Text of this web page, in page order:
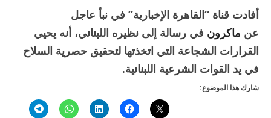
السلاح
وتعزيز
الشرعية
مغلقة
أفادت قناة “القاهرة الإخبارية” في نبأ عاجل
عنماكرونفي رسالة إلى نظيره اللبناني، أنه يحيي
القرارات الشجاعة التي اتخذتها لتحقيق حصرية السلاح
في يد القوات الشرعية اللبنانية.
شارك هذا الموضوع: